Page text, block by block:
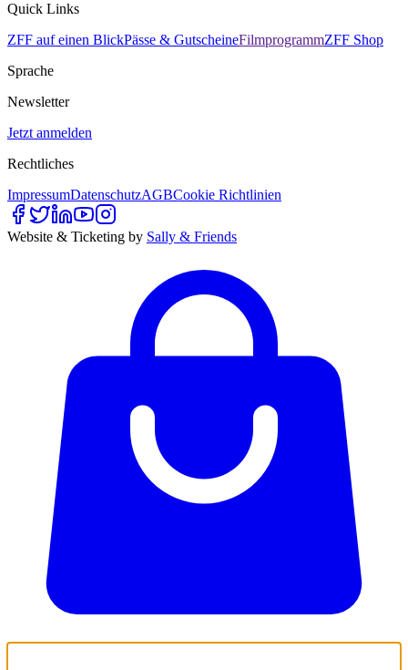
Quick Links
ZFF auf einen BlickPässe & GutscheineFilmprogrammZFF Shop
Sprache
Newsletter
Jetzt anmelden
Rechtliches
ImpressumDatenschutzAGBCookie Richtlinien
Website & Ticketing by Sally & Friends